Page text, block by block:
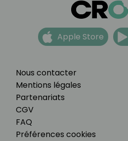
Nous contacter
Mentions légales
Partenariats
CGV
FAQ
Préférences cookies
Apple Store